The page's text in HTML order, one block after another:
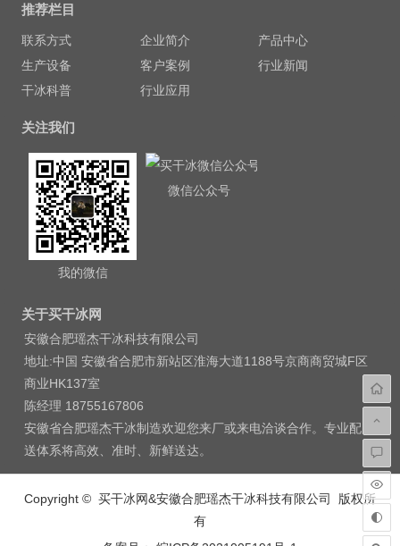
推荐栏目
联系方式 企业简介
产品中心
生产设备
客户案例
行业新闻
干冰科普
行业应用
关注我们
我的微信
微信公众号
关于买干冰网
安徽合肥瑶杰干冰科技有限公司
地址:中国 安徽省合肥市新站区淮海大道1188号京商商贸城F区
商业HK137室
陈经理 18755167806
安徽省合肥瑶杰干冰制造欢迎您来厂或来电洽谈合作。专业配
送体系将高效、准时、新鲜送达。
Copyright © 买干冰网&安徽合肥瑶杰干冰科技有限公司 版权所
有